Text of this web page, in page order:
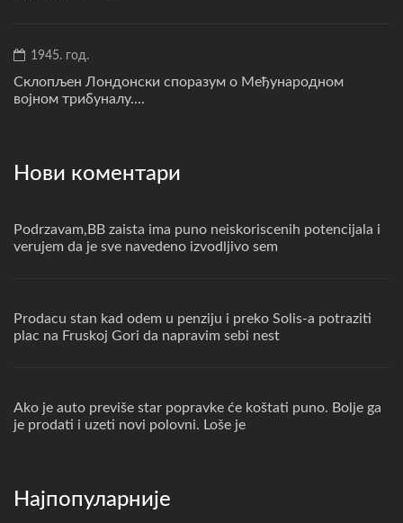
1945. год.
Склопљен Лондонски споразум о Међународном
војном трибуналу....
Нови коментари
Podrzavam,BB zaista ima puno neiskoriscenih potencijala i
verujem da je sve navedeno izvodljivo sem
Prodacu stan kad odem u penziju i preko Solis-a potraziti
plac na Fruskoj Gori da napravim sebi nest
Ako je auto previše star popravke će koštati puno. Bolje ga
je prodati i uzeti novi polovni. Loše je
Најпопуларније